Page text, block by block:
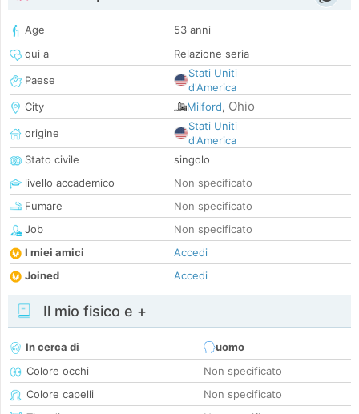
Age
53 anni
qui a
Relazione seria
Paese
Stati Uniti
d'America
City
Milford, Ohio
origine
Stati Uniti
d'America
Stato civile
singolo
livello accademico
Non specificato
Fumare
Non specificato
Job
Non specificato
I miei amici
Accedi
Joined
Accedi
Il mio fisico e +
In cerca di
uomo
Colore occhi
Non specificato
Colore capelli
Non specificato